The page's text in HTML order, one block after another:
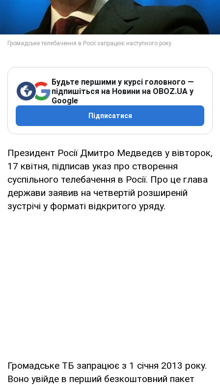
Будьте першими у курсі головного —
підпишіться на Новини на OBOZ.UA у
Google
Підписатися
Президент Росії Дмитро Медведєв у вівторок,
17 квітня, підписав указ про створення
суспільного телебачення в Росії. Про це глава
держави заявив на четвертій розширеній
зустрічі у форматі відкритого уряду.
Громадське ТБ запрацює з 1 січня 2013 року.
Воно увійде в перший безкоштовний пакет